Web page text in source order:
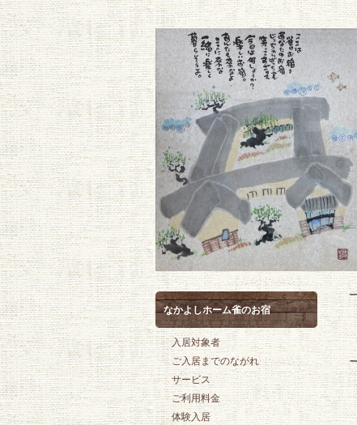
なかよしホーム雀のお宿
入居対象者
ご入居までのながれ
サービス
ご利用料金
体験入居